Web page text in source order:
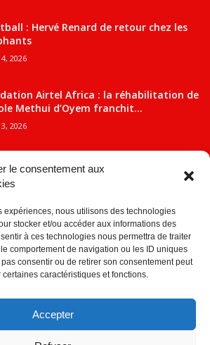
le consentement aux
expériences, nous utilisons des technologies
stocker et/ou accéder aux informations des
à ces technologies nous permettra de traiter
comportement de navigation ou les ID uniques
consentir ou de retirer son consentement peut
caractéristiques et fonctions.
Accepter
: Hervé Renard de retour chez les
2026
Airtel Africa : la réhabilitation de
Methui d’Oyem franchit...
2026
2091
1840
859